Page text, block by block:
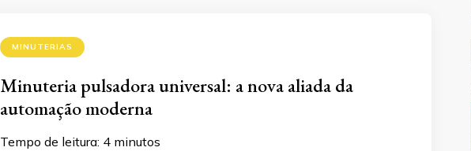
MINUTERIAS
Minuteria pulsadora universal: a nova aliada da
automação moderna
Tempo de leitura: 4 minutos